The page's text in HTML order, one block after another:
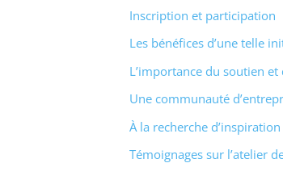
Inscription et participation
Les bénéfices d’une telle
L’importance du soutien et
Une communauté
À la recherche
Témoignages sur l’atelier